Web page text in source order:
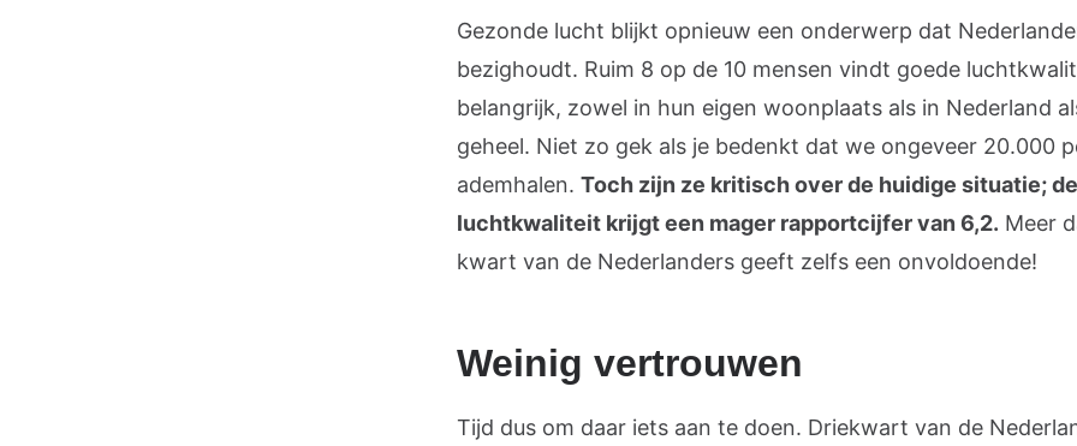
Gezonde lucht blijkt opnieuw een onderwerp dat
bezighoudt. Ruim 8 op de 10 mensen vindt goede
belangrijk, zowel in hun eigen woonplaats als in Nederland
geheel. Niet zo gek als je bedenkt dat we ongeveer 20.000
ademhalen. Toch zijn ze kritisch over de huidige situatie; de
luchtkwaliteit krijgt een mager rapportcijfer van 6,2. Meer
kwart van de Nederlanders geeft zelfs een onvoldoende!
Weinig vertrouwen
Tijd dus om daar iets aan te doen. Driekwart van de